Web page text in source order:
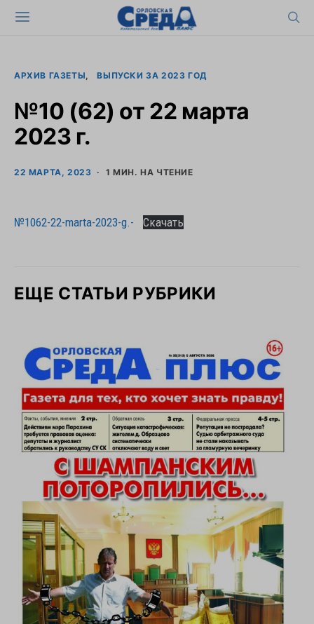
АРХИВ ГАЗЕТЫ ВЫПУСКИ ЗА 2023 ГОД
№10 (62) от 22 марта
2023 г.
22 МАРТА, 2023 1 МИН. НА ЧТЕНИЕ
№1062-22-marta-2023-g.- Скачать
ЕЩЕ СТАТЬИ РУБРИКИ